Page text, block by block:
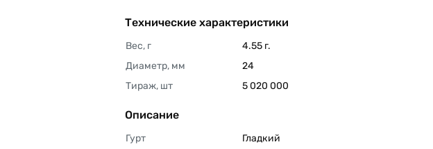
Технические характеристики
Вес, г
4.55 г.
Диаметр, мм
24
Тираж, шт
5 020 000
Описание
Гурт
Гладкий